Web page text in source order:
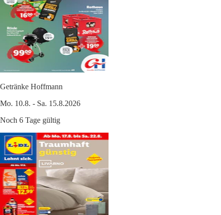
Getränke Hoffmann
Mo. 10.8. - Sa. 15.8.2026
Noch 6 Tage gültig